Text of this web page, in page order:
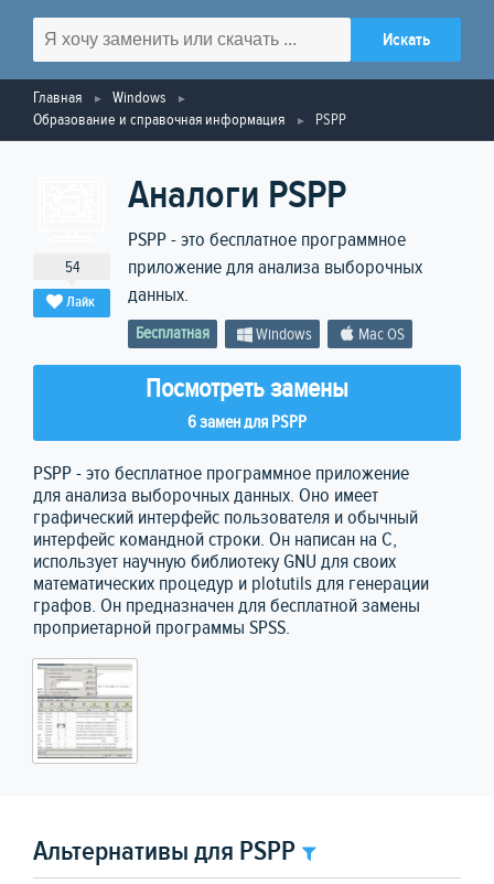
Главная
Windows
Образование и справочная информация
PSPP
54
Лайк
Аналоги PSPP
PSPP - это бесплатное программное
приложение для анализа выборочных
данных.
Бесплатная Windows Mac OS
Посмотреть замены
6 замен для PSPP
PSPP - это бесплатное программное приложение
для анализа выборочных данных. Оно имеет
графический интерфейс пользователя и обычный
интерфейс командной строки. Он написан на C,
использует научную библиотеку GNU для своих
математических процедур и plotutils для генерации
графов. Он предназначен для бесплатной замены
проприетарной программы SPSS.
Альтернативы для PSPP